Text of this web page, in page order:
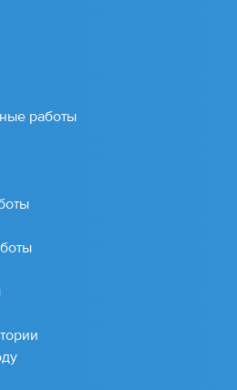
работы